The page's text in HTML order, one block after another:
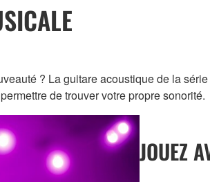
? La guitare acoustique de la
de trouver votre propre sonorité.
JOUEZ